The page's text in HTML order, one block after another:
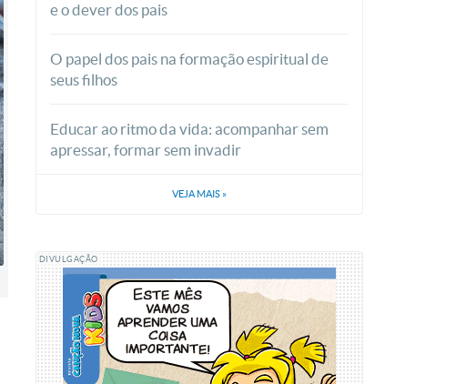
e o dever dos pais
O papel dos pais na formação espiritual de
seus filhos
Educar ao ritmo da vida: acompanhar sem
apressar, formar sem invadir
VEJA MAIS »
DIVULGAÇÃO